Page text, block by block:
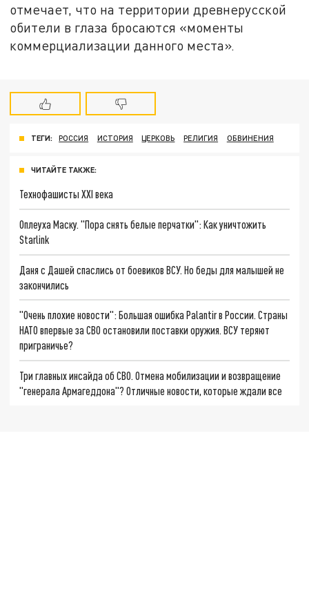
отмечает, что на территории древнерусской
обители в глаза бросаются «моменты
коммерциализации данного места».
ТЕГИ: РОССИЯ ИСТОРИЯ ЦЕРКОВЬ РЕЛИГИЯ ОБВИНЕНИЯ
ЧИТАЙТЕ ТАКЖЕ:
Технофашисты XXI века
Оплеуха Маску. "Пора снять белые перчатки": Как уничтожить
Starlink
Даня с Дашей спаслись от боевиков ВСУ. Но беды для малышей не
закончились
"Очень плохие новости": Большая ошибка Palantir в России. Страны
НАТО впервые за СВО остановили поставки оружия. ВСУ теряют
приграничье?
Три главных инсайда об СВО. Отмена мобилизации и возвращение
"генерала Армагеддона"? Отличные новости, которые ждали все